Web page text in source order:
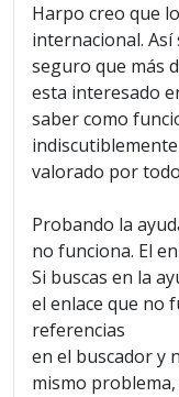
Harpo creo que
internacional. Así
seguro que más
esta interesado
saber como
valorado por
Probando la
no funciona. El
Si buscas en la
el enlace que no
referencias
en el buscador y
mismo